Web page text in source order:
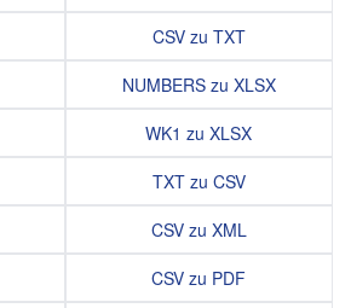
CSV zu TXT
NUMBERS zu XLSX
WK1 zu XLSX
TXT zu CSV
CSV zu XML
CSV zu PDF